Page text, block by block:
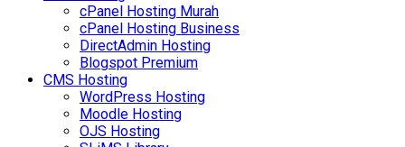
cPanel Hosting Murah
cPanel Hosting Business
DirectAdmin Hosting
Blogspot Premium
CMS Hosting
WordPress Hosting
Moodle Hosting
OJS Hosting